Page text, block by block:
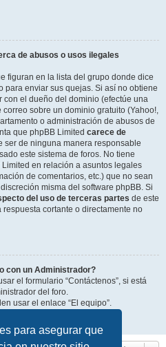
para asegurar que
de abusos o usos ilegales
figuran en la lista del grupo donde dice
para enviar sus quejas. Si así no obtiene
con el dueño del dominio (efectúe una
correo sobre un dominio gratuito (Yahoo!,
o administración de abusos de
que phpBB Limited carece de
ser de ninguna manera responsable
este sistema de foros. No tiene
en relación a asuntos legales
de comentarios, etc.) que no sean
misma del software phpBB. Si
del uso de terceras partes de este
cortante o directamente no
con un Administrador?
el formulario “Contáctenos”, si está
del foro.
usar el enlace “El equipo”.